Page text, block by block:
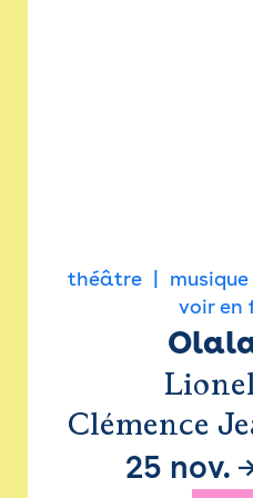
théâtre musique
voir en
Clémence
25 nov.